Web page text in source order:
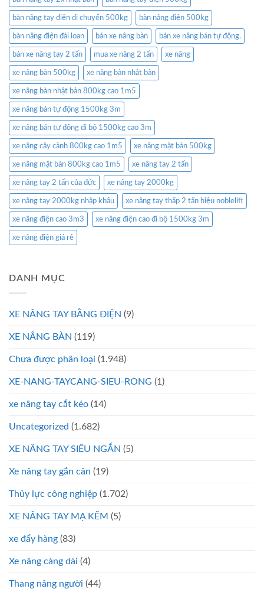
bàn nâng tay điện di chuyển 500kg bàn nâng điện 500kg
bàn nâng điện đài loan bán xe nâng bàn bán xe nâng bán tự động.
bán xe nâng tay 2 tấn mua xe nâng 2 tấn xe nâng
xe nâng bàn 500kg xe nâng bàn nhật bản
xe nâng bàn nhật bản 800kg cao 1m5
xe nâng bán tự động 1500kg 3m
xe nâng bán tự động đi bộ 1500kg cao 3m
xe nâng cây cảnh 800kg cao 1m5 xe nâng mặt bàn 500kg
xe nâng mặt bàn 800kg cao 1m5 xe nâng tay 2 tấn
xe nâng tay 2 tấn của đức xe nâng tay 2000kg
xe nâng tay 2000kg nhập khẩu xe nâng tay thấp 2 tấn hiệu noblelift
xe nâng điện cao 3m3 xe nâng điện cao đi bộ 1500kg 3m
xe nâng điện giá rẻ
DANH MỤC
XE NÂNG TAY BẰNG ĐIỆN (9)
XE NÂNG BÀN (119)
Chưa được phân loại (1.948)
XE-NANG-TAYCANG-SIEU-RONG (1)
xe nâng tay cắt kéo (14)
Uncategorized (1.682)
XE NÂNG TAY SIÊU NGẮN (5)
Xe nâng tay gắn cân (19)
Thủy lực công nghiệp (1.702)
XE NÂNG TAY MẠ KẼM (5)
xe đẩy hàng (83)
Xe nâng càng dài (4)
Thang nâng người (44)